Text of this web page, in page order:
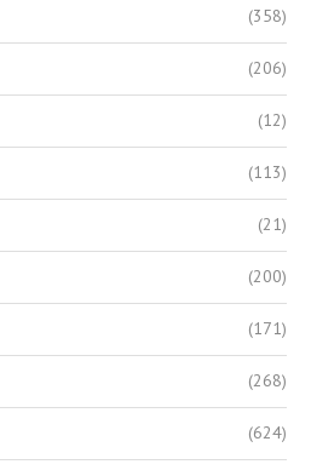
(358)
(206)
(12)
(113)
(21)
(200)
(171)
(268)
(624)